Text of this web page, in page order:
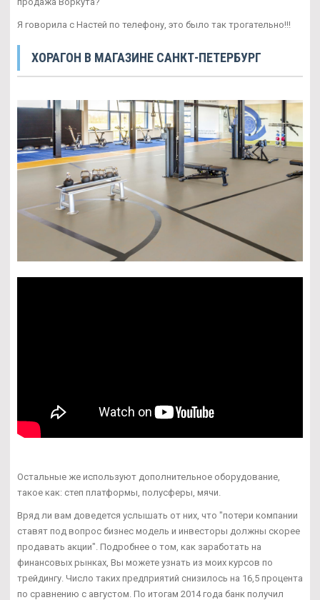
Я говорила с Настей по телефону, это было так трогательно!!!
ХОРАГОН В МАГАЗИНЕ САНКТ-ПЕТЕРБУРГ
Остальные же используют дополнительное оборудование,
такое как: степ платформы, полусферы, мячи.
Вряд ли вам доведется услышать от них, что "потери компании
ставят под вопрос бизнес модель и инвесторы должны скорее
продавать акции". Подробнее о том, как заработать на
финансовых рынках, Вы можете узнать из моих курсов по
трейдингу. Число таких предприятий снизилось на 16,5 процента
по сравнению с августом. По итогам 2014 года банк получил